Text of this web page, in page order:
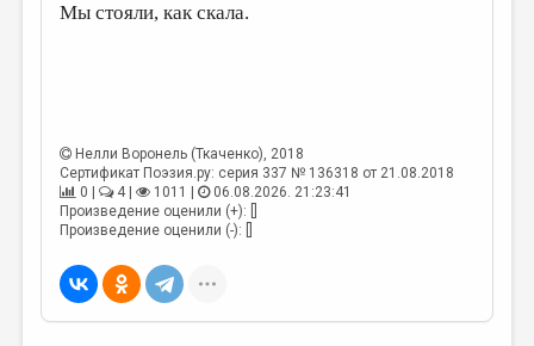
МАЛАЯ ПРОЗА
ЭССЕИСТИКА
ЛИТЕРАТУРОВЕДЕНИЕ
КУЛЬТУРОВЕДЕНИЕ
ПУБЛИЦИСТИКА
Мы стояли, как скала.
Нелли Воронель (Ткаченко), 2018
Сертификат Поэзия.ру: серия 337 № 136318 от 21.08.2018
0 |
4 | 1011 |
06.08.2026. 21:23:41
Произведение оценили (+): []
Произведение оценили (-): []